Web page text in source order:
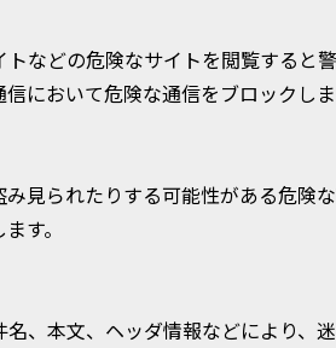
などの危険なサイトを閲覧すると警
において危険な通信をブロックしま
見られたりする可能性がある危険
す。
、本文、ヘッダ情報などにより、